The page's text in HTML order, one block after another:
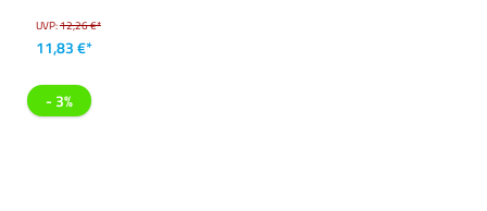
UVP:12,26 €*
11,83 €*
- 3%